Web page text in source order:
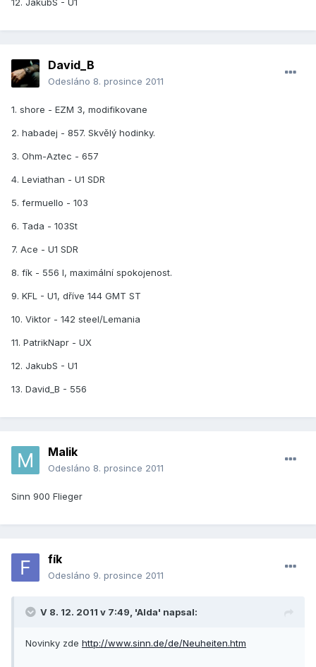
12. JakubS - U1
David_B
Odesláno 8. prosince 2011
1. shore - EZM 3, modifikovane
2. habadej - 857. Skvělý hodinky.
3. Ohm-Aztec - 657
4. Leviathan - U1 SDR
5. fermuello - 103
6. Tada - 103St
7. Ace - U1 SDR
8. fík - 556 I, maximální spokojenost.
9. KFL - U1, dříve 144 GMT ST
10. Viktor - 142 steel/Lemania
11. PatrikNapr - UX
12. JakubS - U1
13. David_B - 556
Malik
Odesláno 8. prosince 2011
Sinn 900 Flieger
fík
Odesláno 9. prosince 2011
V 8. 12. 2011 v 7:49, 'Alda' napsal:
Novinky zde http://www.sinn.de/de/Neuheiten.htm